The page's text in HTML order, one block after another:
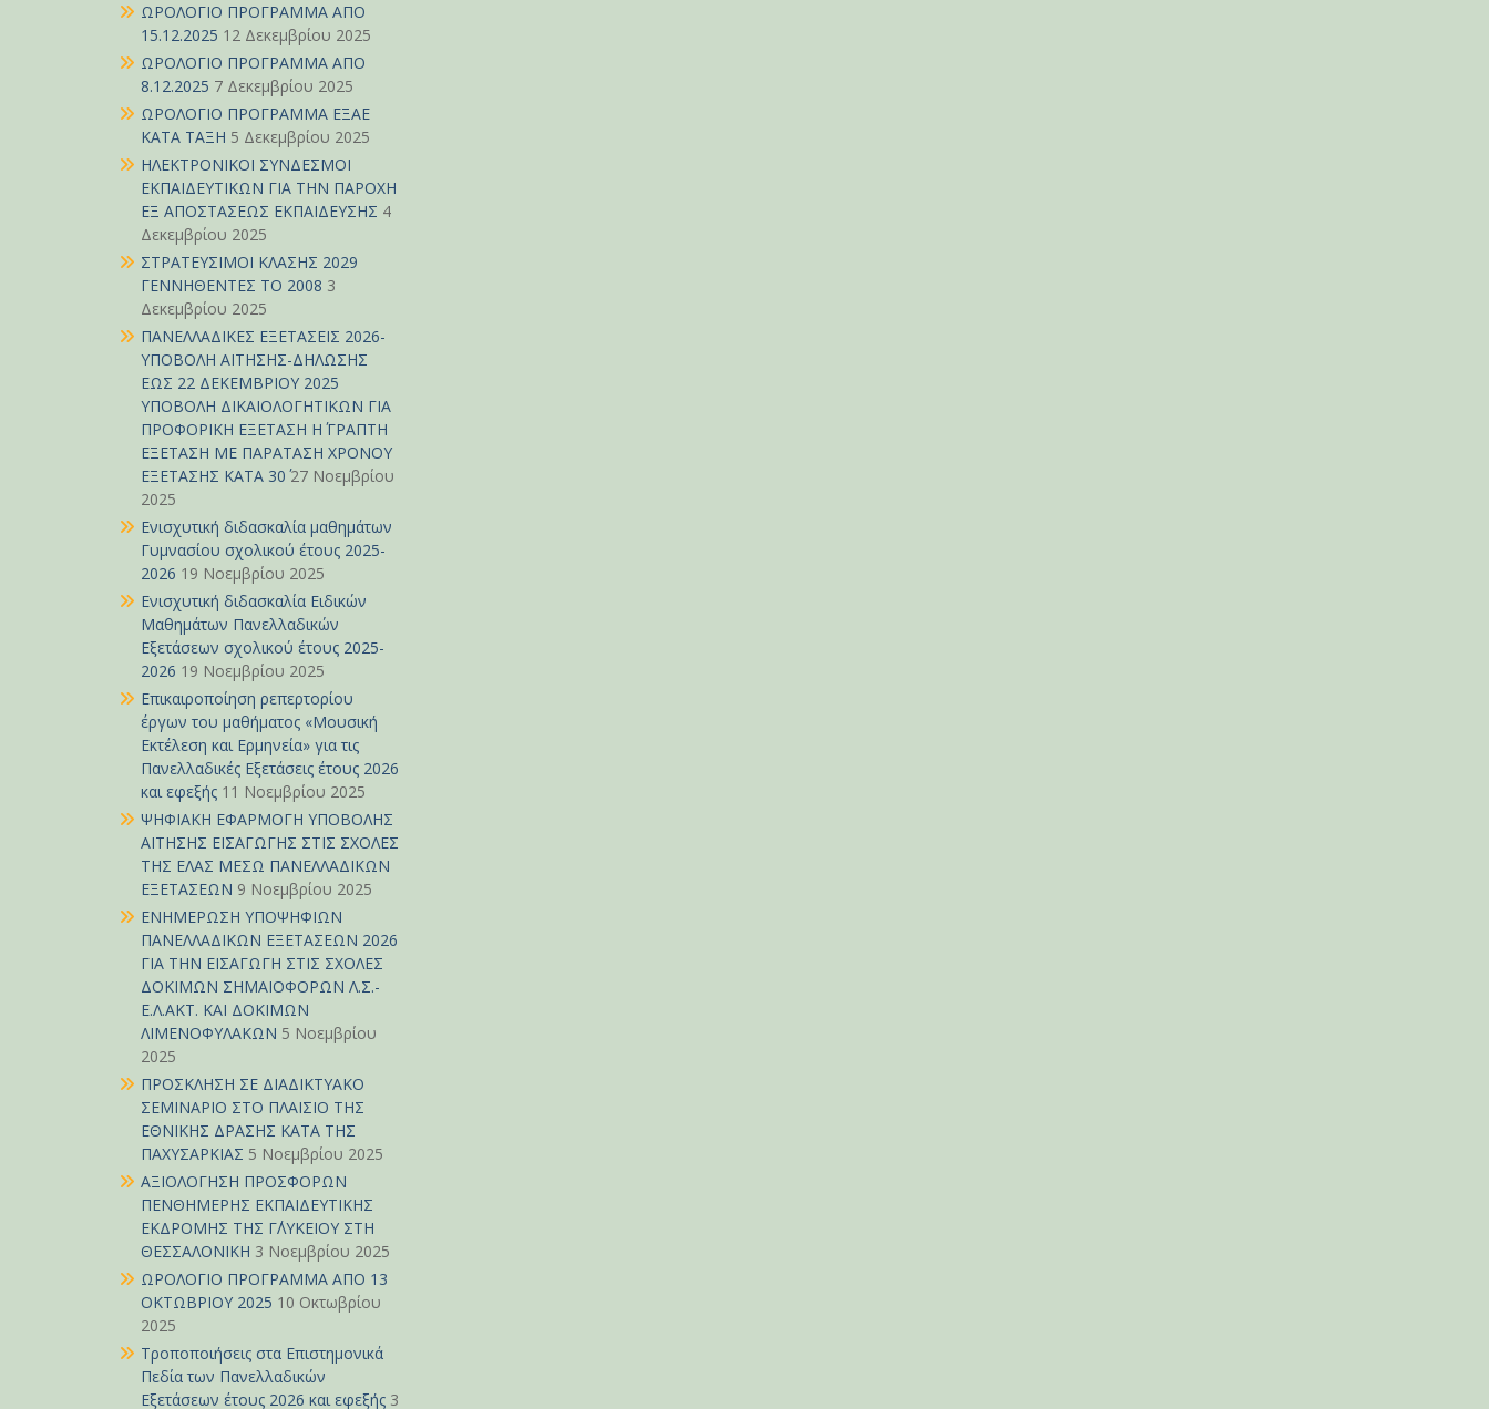
ΩΡΟΛΟΓΙΟ ΠΡΟΓΡΑΜΜΑ ΑΠΟ
15.12.2025 12 Δεκεμβρίου 2025
ΩΡΟΛΟΓΙΟ ΠΡΟΓΡΑΜΜΑ ΑΠΟ
8.12.2025 7 Δεκεμβρίου 2025
ΩΡΟΛΟΓΙΟ ΠΡΟΓΡΑΜΜΑ ΕΞΑΕ
ΚΑΤΑ ΤΑΞΗ 5 Δεκεμβρίου 2025
ΗΛΕΚΤΡΟΝΙΚΟΙ ΣΥΝΔΕΣΜΟΙ
ΕΚΠΑΙΔΕΥΤΙΚΩΝ ΓΙΑ ΤΗΝ ΠΑΡΟΧΗ
ΕΞ ΑΠΟΣΤΑΣΕΩΣ ΕΚΠΑΙΔΕΥΣΗΣ 4
Δεκεμβρίου 2025
ΣΤΡΑΤΕΥΣΙΜΟΙ ΚΛΑΣΗΣ 2029
ΓΕΝΝΗΘΕΝΤΕΣ ΤΟ 2008 3
Δεκεμβρίου 2025
ΠΑΝΕΛΛΑΔΙΚΕΣ ΕΞΕΤΑΣΕΙΣ 2026-
ΥΠΟΒΟΛΗ ΑΙΤΗΣΗΣ-ΔΗΛΩΣΗΣ
ΕΩΣ 22 ΔΕΚΕΜΒΡΙΟΥ 2025
ΥΠΟΒΟΛΗ ΔΙΚΑΙΟΛΟΓΗΤΙΚΩΝ ΓΙΑ
ΠΡΟΦΟΡΙΚΗ ΕΞΕΤΑΣΗ Η΄ ΓΡΑΠΤΗ
ΕΞΕΤΑΣΗ ΜΕ ΠΑΡΑΤΑΣΗ ΧΡΟΝΟΥ
ΕΞΕΤΑΣΗΣ ΚΑΤΑ 30΄ 27 Νοεμβρίου
2025
Ενισχυτική διδασκαλία μαθημάτων
Γυμνασίου σχολικού έτους 2025-
2026 19 Νοεμβρίου 2025
Ενισχυτική διδασκαλία Ειδικών
Μαθημάτων Πανελλαδικών
Εξετάσεων σχολικού έτους 2025-
2026 19 Νοεμβρίου 2025
Επικαιροποίηση ρεπερτορίου
έργων του μαθήματος «Μουσική
Εκτέλεση και Ερμηνεία» για τις
Πανελλαδικές Εξετάσεις έτους 2026
και εφεξής 11 Νοεμβρίου 2025
ΨΗΦΙΑΚΗ ΕΦΑΡΜΟΓΗ ΥΠΟΒΟΛΗΣ
ΑΙΤΗΣΗΣ ΕΙΣΑΓΩΓΗΣ ΣΤΙΣ ΣΧΟΛΕΣ
ΤΗΣ ΕΛΑΣ ΜΕΣΩ ΠΑΝΕΛΛΑΔΙΚΩΝ
ΕΞΕΤΑΣΕΩΝ 9 Νοεμβρίου 2025
ΕΝΗΜΕΡΩΣΗ ΥΠΟΨΗΦΙΩΝ
ΠΑΝΕΛΛΑΔΙΚΩΝ ΕΞΕΤΑΣΕΩΝ 2026
ΓΙΑ ΤΗΝ ΕΙΣΑΓΩΓΗ ΣΤΙΣ ΣΧΟΛΕΣ
ΔΟΚΙΜΩΝ ΣΗΜΑΙΟΦΟΡΩΝ Λ.Σ.-
Ε.Λ.ΑΚΤ. ΚΑΙ ΔΟΚΙΜΩΝ
ΛΙΜΕΝΟΦΥΛΑΚΩΝ 5 Νοεμβρίου
2025
ΠΡΟΣΚΛΗΣΗ ΣΕ ΔΙΑΔΙΚΤΥΑΚΟ
ΣΕΜΙΝΑΡΙΟ ΣΤΟ ΠΛΑΙΣΙΟ ΤΗΣ
ΕΘΝΙΚΗΣ ΔΡΑΣΗΣ ΚΑΤΑ ΤΗΣ
ΠΑΧΥΣΑΡΚΙΑΣ 5 Νοεμβρίου 2025
ΑΞΙΟΛΟΓΗΣΗ ΠΡΟΣΦΟΡΩΝ
ΠΕΝΘΗΜΕΡΗΣ ΕΚΠΑΙΔΕΥΤΙΚΗΣ
ΕΚΔΡΟΜΗΣ ΤΗΣ Γ΄ΛΥΚΕΙΟΥ ΣΤΗ
ΘΕΣΣΑΛΟΝΙΚΗ 3 Νοεμβρίου 2025
ΩΡΟΛΟΓΙΟ ΠΡΟΓΡΑΜΜΑ ΑΠΟ 13
ΟΚΤΩΒΡΙΟΥ 2025 10 Οκτωβρίου
2025
Τροποποιήσεις στα Επιστημονικά
Πεδία των Πανελλαδικών
Εξετάσεων έτους 2026 και εφεξής 3